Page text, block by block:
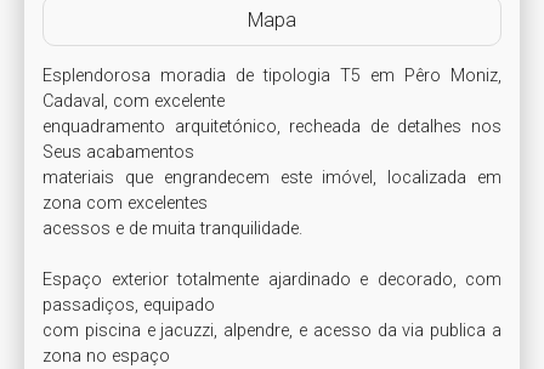
Mapa
Esplendorosa moradia de tipologia T5 em Pêro Moniz,
Cadaval, com excelente
enquadramento arquitetónico, recheada de detalhes nos
Seus acabamentos
materiais que engrandecem este imóvel, localizada em
zona com excelentes
acessos e de muita tranquilidade.
Espaço exterior totalmente ajardinado e decorado, com
passadiços, equipado
com piscina e jacuzzi, alpendre, e acesso da via publica a
zona no espaço